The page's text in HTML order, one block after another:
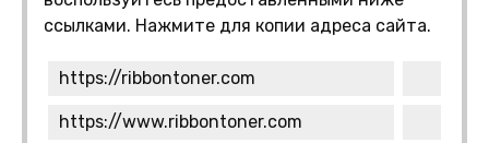
ссылками. Нажмите для копии адреса сайта.
https://ribbontoner.com
https://www.ribbontoner.com